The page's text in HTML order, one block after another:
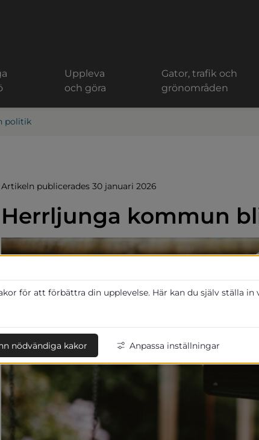
Uppleva
och göra
Gator, trafik och
grönområden
politik
Artikeln publicerades 30 januari 2026
Herrljunga kommun
för att förbättra din upplevelse. Här kan du själv ställa in
nödvändiga kakor Anpassa inställningar